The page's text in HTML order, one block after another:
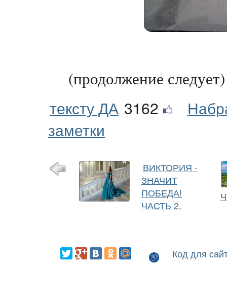
(продолжение следует)
тексту ДА 3162
заметки
ВИКТОРИЯ -
ЗНАЧИТ
ПОБЕДА!
ЧАСТЬ 2.
Код для